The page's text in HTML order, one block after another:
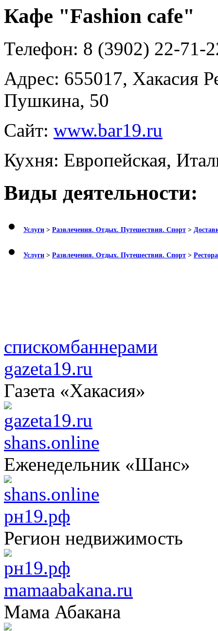
Кафе "Fashion cafe"
Телефон: 8 (3902) 22-71-
Адрес: 655017, Хакасия
Пушкина, 50
Сайт: www.bar19.ru
Кухня: Европейская,
Виды деятельности:
Услуги > Развлечения. Отдых. Путешествия. Спорт >
Услуги > Развлечения. Отдых. Путешествия. Спорт >
спискомбаннерами
gazeta19.ru
Газета «Хакасия»
shans.online
Еженедельник «Шанс»
рн19.рф
Регион недвижимость
mamaabakana.ru
Мама Абакана